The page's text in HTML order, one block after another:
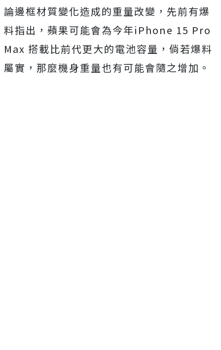
論邊框材質變化造成的重量改變，先前有爆
料指出，蘋果可能會為今年iPhone 15 Pro
Max 搭載比前代更大的電池容量，倘若爆料
屬實，那麼機身重量也有可能會隨之增加。